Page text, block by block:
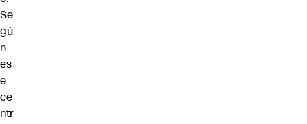
Se
gú
n
es
e
ce
ntr